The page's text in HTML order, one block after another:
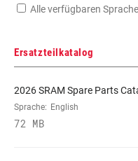
NABEN-
Alle verfügbaren
Ersatzteilkatalog
2026 SRAM Spare Parts
Sprache: English
72 MB